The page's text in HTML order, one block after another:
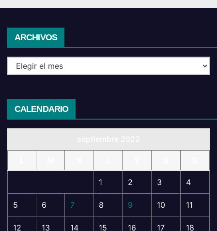
ARCHIVOS
CALENDARIO
1 2 3 4
5 6 7 8 9 10 11
12 13 14 15 16 17 18